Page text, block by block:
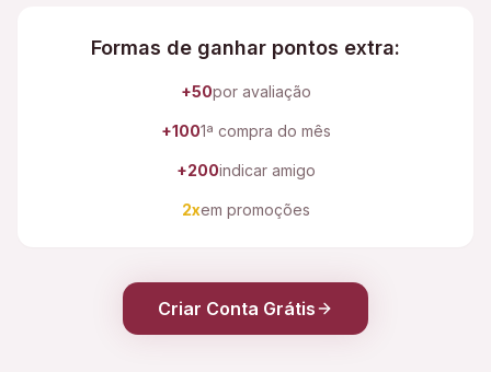
Formas de ganhar pontos extra:
+50por avaliação
+1001ª compra do mês
+200indicar amigo
2xem promoções
Criar Conta Grátis